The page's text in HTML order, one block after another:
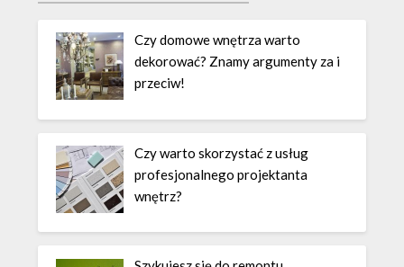
Czy domowe wnętrza warto
dekorować? Znamy argumenty za i
przeciw!
Czy warto skorzystać z usług
profesjonalnego projektanta
wnętrz?